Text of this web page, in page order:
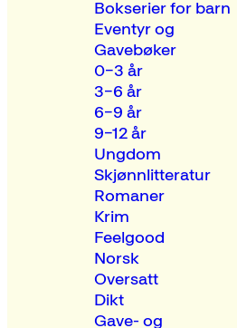
Bokserier for barn
Eventyr og
Gavebøker
0–3 år
3–6 år
6–9 år
9–12 år
Ungdom
Skjønnlitteratur
Romaner
Krim
Feelgood
Norsk
Oversatt
Dikt
Gave- og